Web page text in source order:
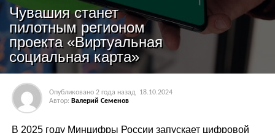
Чувашия станет
пилотным регионом
проекта «Виртуальная
социальная карта»
Опубликовано 2 года назад
18.10.2024
Автор: Валерий Семенов
В 2025 году Минцифры России запускает цифровой